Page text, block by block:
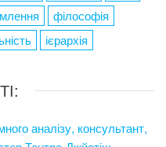
філософія
ієрархія
аналізу, консультант,